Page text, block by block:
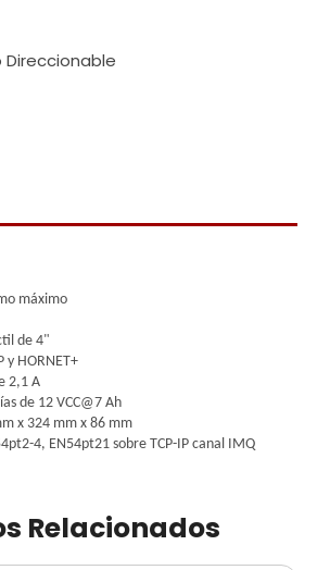
máximo
de 4"
y HORNET+
2,1 A
de 12 VCC@7 Ah
x 324 mm x 86 mm
4, EN54pt21 sobre TCP-IP canal IMQ
Relacionados